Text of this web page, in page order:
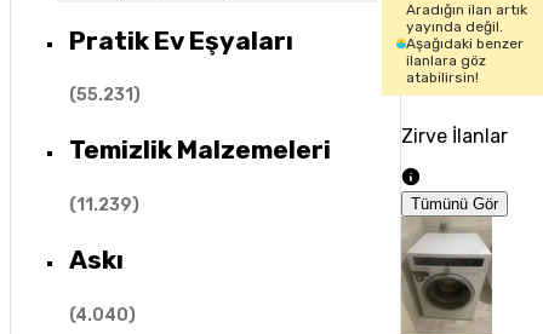
Pratik Ev Eşyaları
(55.231)
Temizlik Malzemeleri
(11.239)
Askı
(4.040)
Aradığın ilan artık
yayında değil.
Aşağıdaki benzer
ilanlara göz
atabilirsin!
Zirve İlanlar
Tümünü Gör